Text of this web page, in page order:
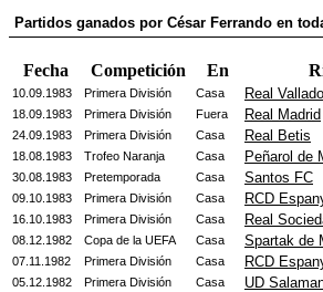
Partidos ganados por César Ferrando en
Fecha Competición En
10.09.1983 Primera División Casa Real
18.09.1983 Primera División Fuera Real Madrid
24.09.1983 Primera División Casa Real Betis
18.08.1983 Trofeo Naranja Casa Peñarol de
30.08.1983 Pretemporada Casa Santos FC
09.10.1983 Primera División Casa RCD
16.10.1983 Primera División Casa Real
08.12.1982 Copa de la UEFA Casa Spartak de
07.11.1982 Primera División Casa RCD
05.12.1982 Primera División Casa UD